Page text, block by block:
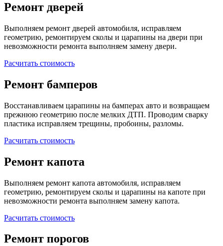
Ремонт дверей
Выполняем ремонт дверей автомобиля, исправляем
геометрию, ремонтируем сколы и царапины на двери при
невозможности ремонта выполняем замену двери.
Расчитать стоимость
Ремонт бамперов
Восстанавливаем царапины на бамперах авто и возвращаем
прежнюю геометрию после мелких ДТП. Проводим сварку
пластика исправляем трещины, пробоины, разломы.
Расчитать стоимость
Ремонт капота
Выполняем ремонт капота автомобиля, исправляем
геометрию, ремонтируем сколы и царапины на капоте при
невозможности ремонта выполняем замену капота.
Расчитать стоимость
Ремонт порогов